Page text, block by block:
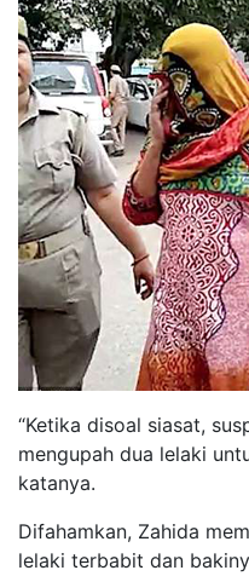
“Ketika disoal siasat,
mengupah dua lelaki
katanya.
Difahamkan, Zahida
lelaki terbabit dan